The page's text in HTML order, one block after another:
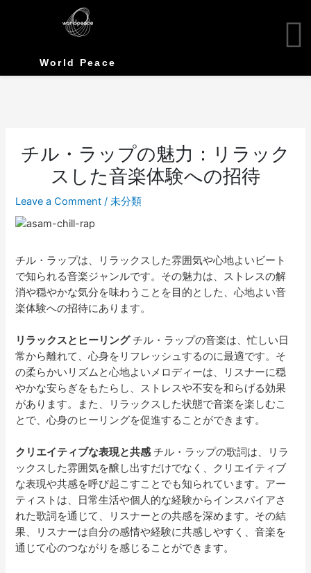
World Peace
チル・ラップの魅力：リラック
スした音楽体験への招待
Leave a Comment /未分類
チル・ラップは、リラックスした雰囲気や心地よいビート
で知られる音楽ジャンルです。その魅力は、ストレスの解
消や穏やかな気分を味わうことを目的とした、心地よい音
楽体験への招待にあります。
リラックスとヒーリングチル・ラップの音楽は、忙しい日
常から離れて、心身をリフレッシュするのに最適です。そ
の柔らかいリズムと心地よいメロディーは、リスナーに穏
やかな安らぎをもたらし、ストレスや不安を和らげる効果
があります。また、リラックスした状態で音楽を楽しむこ
とで、心身のヒーリングを促進することができます。
クリエイティブな表現と共感 チル・ラップの歌詞は、リラ
ックスした雰囲気を醸し出すだけでなく、クリエイティブ
な表現や共感を呼び起こすことでも知られています。アー
ティストは、日常生活や個人的な経験からインスパイアさ
れた歌詞を通じて、リスナーとの共感を深めます。その結
果、リスナーは自分の感情や経験に共感しやすく、音楽を
通じて心のつながりを感じることができます。